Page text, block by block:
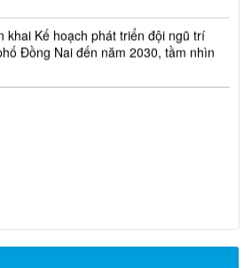
khai Kế hoạch phát triển đội ngũ trí
Đồng Nai đến năm 2030, tầm nhìn